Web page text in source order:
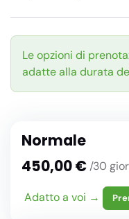
Le opzioni di
adatte alla durata
Normale
450,00 €/30
Adatto a voi →